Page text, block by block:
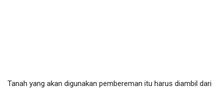
Tanah yang akan digunakan pembereman itu harus diambil dari